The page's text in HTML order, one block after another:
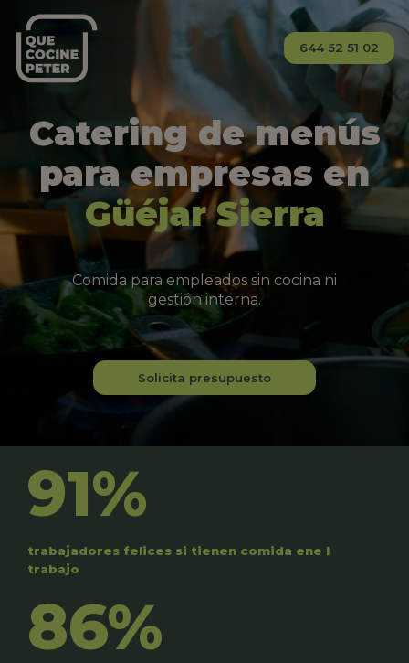
644 52 51 02
Catering de menús
para empresas en
Güéjar Sierra
Comida para empleados sin cocina ni
gestión interna.
Solicita presupuesto
91%
trabajadores felices si tienen comida ene l
trabajo
86%